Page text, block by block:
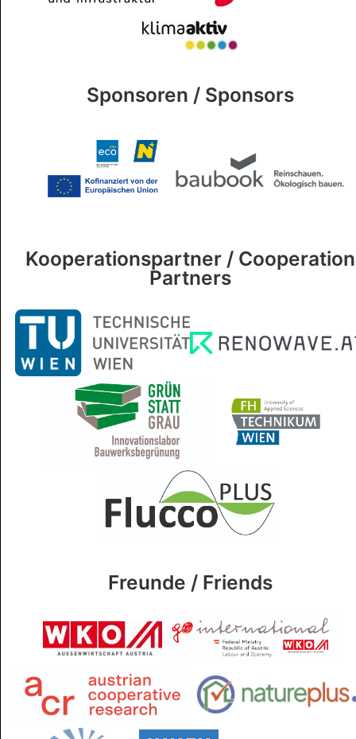
Sponsoren / Sponsors
Kooperationspartner / Cooperation
Partners
Freunde / Friends